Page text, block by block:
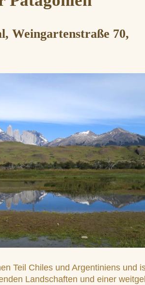
Weingartenstraße 70,
Teil Chiles und Argentiniens und
Landschaften und einer